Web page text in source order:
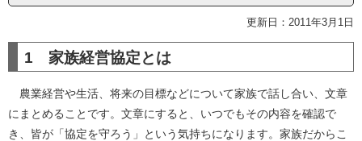
更新日：2011年3月1日
1 家族経営協定とは
農業経営や生活、将来の目標などについて家族で話し合い、文章
にまとめることです。文章にすると、いつでもその内容を確認で
き、皆が「協定を守ろう」という気持ちになります。家族だからこ